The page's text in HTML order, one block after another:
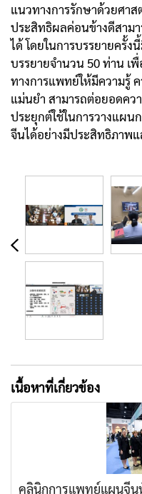
แนวทางการรักษาด้วยศา
ประสิทธิผลค่อนข้างดีสาม
ได้ โดยในการบรรยายครั้
บรรยายจำนวน 50 ท่าน เ
ทางการแพทย์ให้มีความรู้
แม่นยำ สามารถต่อยอดคว
ประยุกต์ใช้ในการวางแผ
จีนได้อย่างมีประสิทธิภาพ
เนื้อหาที่เกี่ยวข้อง
คลินิกการแพทย์แผนจีน